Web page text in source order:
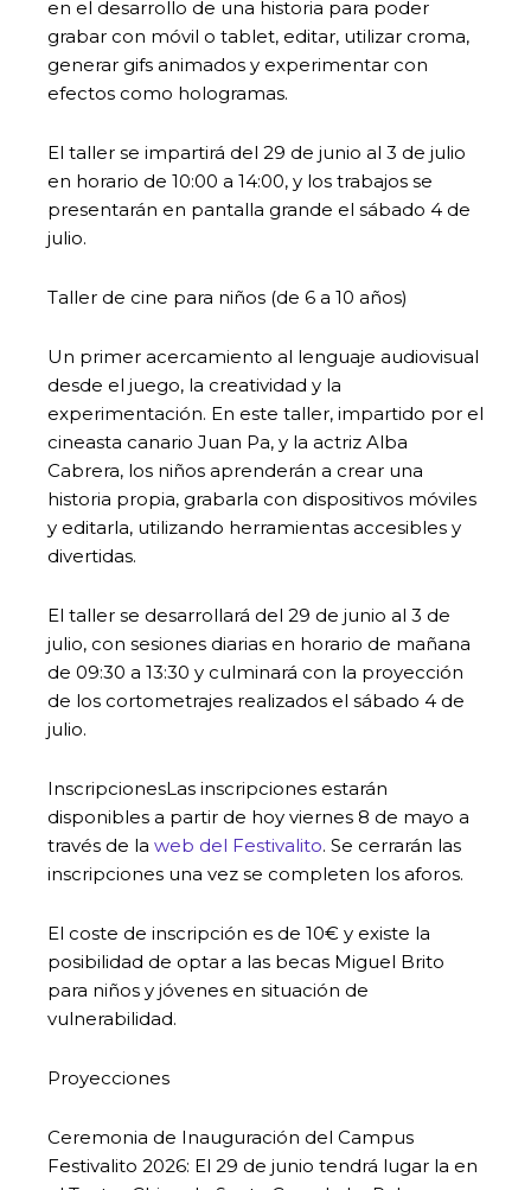
en el desarrollo de una historia para poder
grabar con móvil o tablet, editar, utilizar croma,
generar gifs animados y experimentar con
efectos como hologramas.
El taller se impartirá del 29 de junio al 3 de julio
en horario de 10:00 a 14:00, y los trabajos se
presentarán en pantalla grande el sábado 4 de
julio.
Taller de cine para niños (de 6 a 10 años)
Un primer acercamiento al lenguaje audiovisual
desde el juego, la creatividad y la
experimentación. En este taller, impartido por el
cineasta canario Juan Pa, y la actriz Alba
Cabrera, los niños aprenderán a crear una
historia propia, grabarla con dispositivos móviles
y editarla, utilizando herramientas accesibles y
divertidas.
El taller se desarrollará del 29 de junio al 3 de
julio, con sesiones diarias en horario de mañana
de 09:30 a 13:30 y culminará con la proyección
de los cortometrajes realizados el sábado 4 de
julio.
InscripcionesLas inscripciones estarán
disponibles a partir de hoy viernes 8 de mayo a
través de la web del Festivalito. Se cerrarán las
inscripciones una vez se completen los aforos.
El coste de inscripción es de 10€ y existe la
posibilidad de optar a las becas Miguel Brito
para niños y jóvenes en situación de
vulnerabilidad.
Proyecciones
Ceremonia de Inauguración del Campus
Festivalito 2026: El 29 de junio tendrá lugar la en